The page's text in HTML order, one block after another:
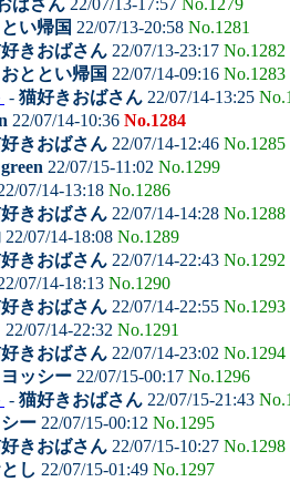
ばさん 22/07/13-17:57 No.1279
い帰国 22/07/13-20:58 No.1281
きおばさん 22/07/13-23:17 No.1282
おととい帰国 22/07/14-09:16 No.1283
- 猫好きおばさん 22/07/14-13:25
22/07/14-10:36 No.1284
きおばさん 22/07/14-12:46 No.1285
green 22/07/15-11:02 No.1299
07/14-13:18 No.1286
きおばさん 22/07/14-14:28 No.1288
22/07/14-18:08 No.1289
きおばさん 22/07/14-22:43 No.1292
07/14-18:13 No.1290
きおばさん 22/07/14-22:55 No.1293
22/07/14-22:32 No.1291
きおばさん 22/07/14-23:02 No.1294
ヨッシー 22/07/15-00:17 No.1296
- 猫好きおばさん 22/07/15-21:43
ー 22/07/15-00:12 No.1295
きおばさん 22/07/15-10:27 No.1298
し 22/07/15-01:49 No.1297